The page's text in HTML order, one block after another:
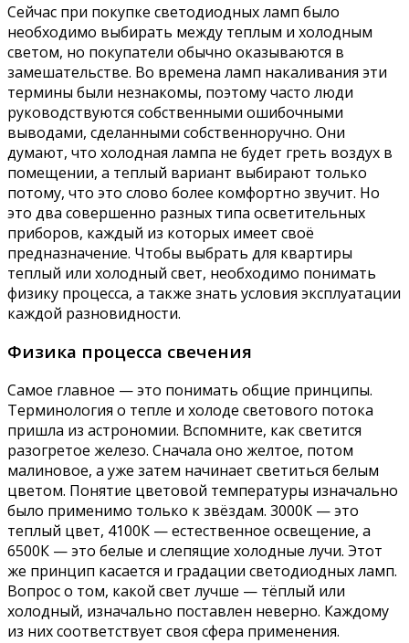
Сейчас при покупке светодиодных ламп было
необходимо выбирать между теплым и холодным
светом, но покупатели обычно оказываются в
замешательстве. Во времена ламп накаливания эти
термины были незнакомы, поэтому часто люди
руководствуются собственными ошибочными
выводами, сделанными собственноручно. Они
думают, что холодная лампа не будет греть воздух в
помещении, а теплый вариант выбирают только
потому, что это слово более комфортно звучит. Но
это два совершенно разных типа осветительных
приборов, каждый из которых имеет своё
предназначение. Чтобы выбрать для квартиры
теплый или холодный свет, необходимо понимать
физику процесса, а также знать условия эксплуатации
каждой разновидности.
Физика процесса свечения
Самое главное — это понимать общие принципы.
Терминология о тепле и холоде светового потока
пришла из астрономии. Вспомните, как светится
разогретое железо. Сначала оно желтое, потом
малиновое, а уже затем начинает светиться белым
цветом. Понятие цветовой температуры изначально
было применимо только к звёздам. 3000К — это
теплый цвет, 4100К — естественное освещение, а
6500К — это белые и слепящие холодные лучи. Этот
же принцип касается и градации светодиодных ламп.
Вопрос о том, какой свет лучше — тёплый или
холодный, изначально поставлен неверно. Каждому
из них соответствует своя сфера применения.